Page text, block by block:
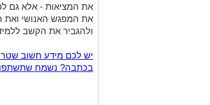
את המציאות - אלא גם
את המפגש האנושי ואת
ולהגביר את הקשב
יש לכם מידע חשוב
בכתבה? נשמח שתשתפו